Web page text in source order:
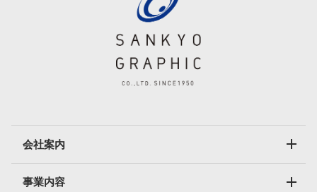
会社案内
事業内容